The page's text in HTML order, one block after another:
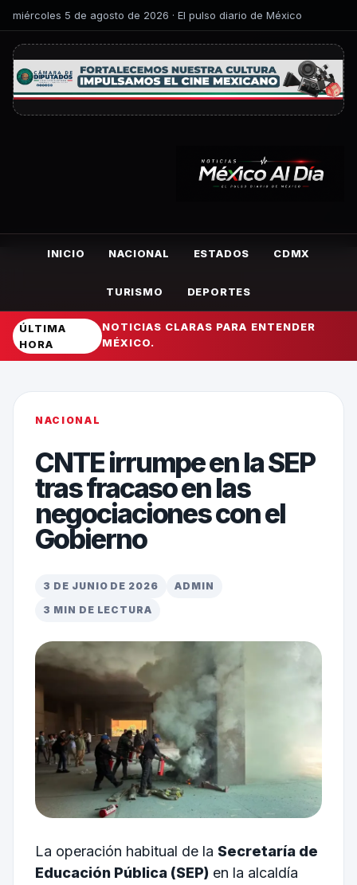
miércoles 5 de agosto de 2026 · El pulso diario de México
INICIO NACIONAL ESTADOS CDMX
TURISMO DEPORTES
ÚLTIMA
HORA
NOTICIAS CLARAS PARA ENTENDER
MÉXICO.
NACIONAL
CNTE irrumpe en la SEP
tras fracaso en las
negociaciones con el
Gobierno
3 DE JUNIO DE 2026
ADMIN
3 MIN DE LECTURA
La operación habitual de la Secretaría de
Educación Pública (SEP)en la alcaldía